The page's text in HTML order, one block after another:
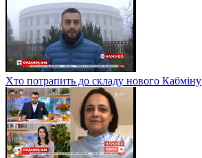
Хто потрапить до складу нового Кабміну